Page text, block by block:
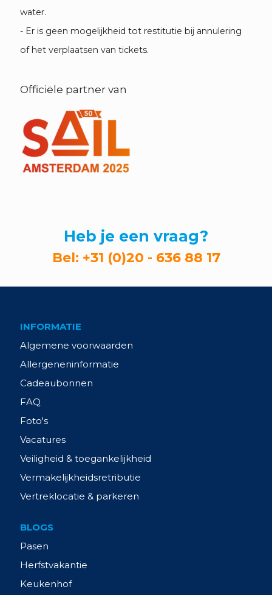
water.
- Er is geen mogelijkheid tot restitutie bij annulering
of het verplaatsen van tickets.
Officiële partner van
Heb je een vraag?
Bel: +31 (0)20 - 636 88 17
INFORMATIE
Algemene voorwaarden
Allergeneninformatie
Cadeaubonnen
FAQ
Foto's
Vacatures
Veiligheid & toegankelijkheid
Vermakelijkheidsretributie
Vertreklocatie & parkeren
BLOGS
Pasen
Herfstvakantie
Keukenhof